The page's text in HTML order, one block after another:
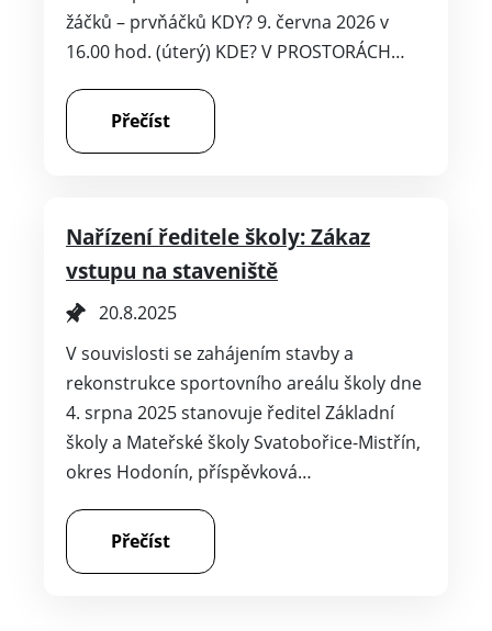
žáčků – prvňáčků KDY? 9. června 2026 v
16.00 hod. (úterý) KDE? V PROSTORÁCH…
Přečíst
Nařízení ředitele školy: Zákaz
vstupu na staveniště
20.8.2025
V souvislosti se zahájením stavby a
rekonstrukce sportovního areálu školy dne
4. srpna 2025 stanovuje ředitel Základní
školy a Mateřské školy Svatobořice-Mistřín,
okres Hodonín, příspěvková…
Přečíst